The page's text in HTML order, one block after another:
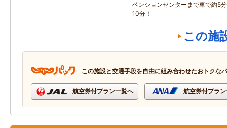
ベンションセンターまで車で約5
10分！
この施
この施設と交通手段を自由に組み合わせたおトクな
航空券付プラン一覧へ 航空券付プラ